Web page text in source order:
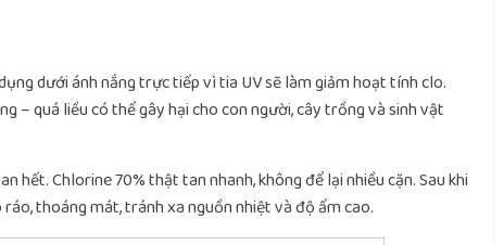
dưới ánh nắng trực tiếp vì tia UV sẽ làm giảm hoạt tính clo.
– quá liều có thể gây hại cho con người, cây trồng và sinh vật
hết. Chlorine 70% thật tan nhanh, không để lại nhiều cặn. Sau khi
thoáng mát, tránh xa nguồn nhiệt và độ ẩm cao.